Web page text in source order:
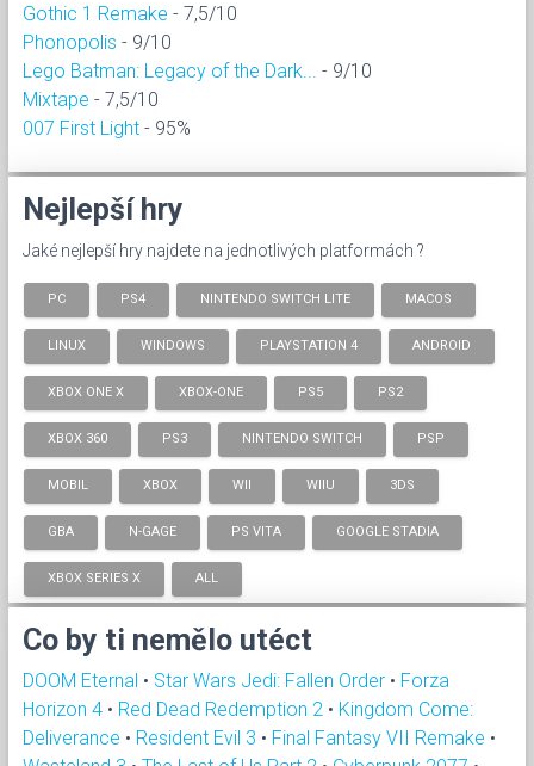
Gothic 1 Remake - 7,5/10
Phonopolis - 9/10
Lego Batman: Legacy of the Dark...
- 9/10
Mixtape - 7,5/10
007 First Light - 95%
Nejlepší hry
Jaké nejlepší hry najdete na jednotlivých platformách ?
PC PS4 NINTENDO SWITCH LITE MACOS
LINUX WINDOWS PLAYSTATION 4 ANDROID
XBOX ONE X XBOX-ONE PS5 PS2
XBOX 360 PS3 NINTENDO SWITCH PSP
MOBIL XBOX WII WIIU 3DS
GBA N-GAGE PS VITA GOOGLE STADIA
XBOX SERIES X ALL
Co by ti nemělo utéct
DOOM Eternal • Star Wars Jedi: Fallen Order • Forza
Horizon 4 • Red Dead Redemption 2 • Kingdom Come:
Deliverance • Resident Evil 3 • Final Fantasy VII Remake •